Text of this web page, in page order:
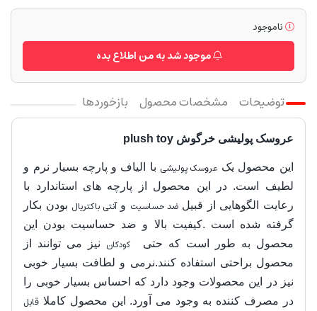
ناموجود
موجود شد به من اطلاع بده
توضیحات مشخصات محصول بازخوردها
عروسک پولیشی خرگوش plush toy
این محصول یک عروسک پولیشی با الیاف و پارچه بسیار نرم و
لطیف است. در این محصول از پارچه های استاندارد با
رعایت الگوهایی از قبیلضد حساسیت وآنتی باکتریال بودن بکار
گرفته شده است .کیفیت بالا و ضد حساسیت بودن این
محصول به طور است که حتی
کودکان نیز می توانند از
محصول براحتی استفاده کنند.نرمی و لطافت بسیار خوبی
نیز در این محصولات وجود دارد که احساس بسیار خوبی را
در مصرف کننده به وجود می آورد. این محصول کاملا قابل